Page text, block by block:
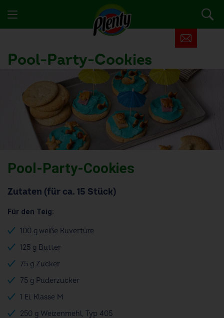
Pool-Party-Cookies
Pool-Party-Cookies
Zutaten (für ca. 15 Stück)
Für den Teig:
100 g weiße Kuvertüre
125 g Butter
75 g Zucker
75 g Puderzucker
1 Ei, Klasse M
250 g Weizenmehl, Typ 405